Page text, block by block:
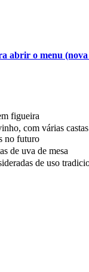
figueira
com várias
no futuro
de uva de mesa
de uso